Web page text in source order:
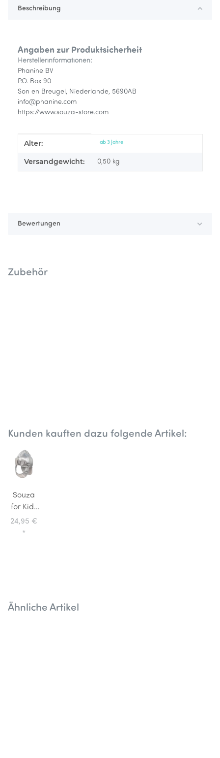
Beschreibung
Angaben zur Produktsicherheit
Herstellerinformationen:
Phanine BV
P.O. Box 90
Son en Breugel, Niederlande, 5690AB
info@phanine.com
https://www.souza-store.com
Produkteigenschaft
Wert
Alter: ab 3 Jahre
Versandgewicht: 0,50 kg
Bewertungen
Zubehör
Kunden kauften dazu folgende Artikel:
Souza
for Kids
Kostümzubehör
Ritterhelm
24,95 €
*
Ähnliche Artikel